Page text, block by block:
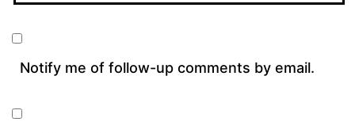
Notify me of follow-up comments by email.